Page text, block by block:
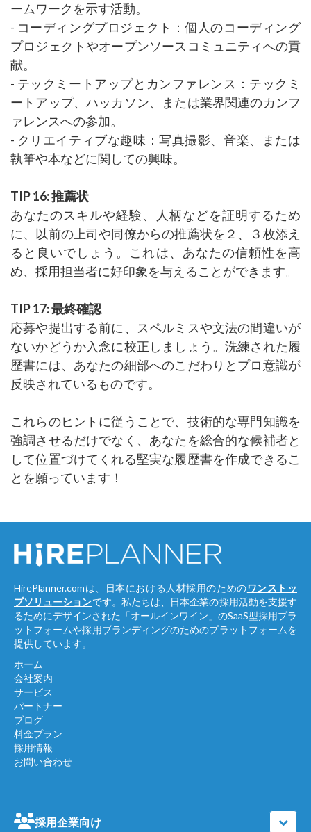
ームワークを示す活動。
- コーディングプロジェクト：個人のコーディング
プロジェクトやオープンソースコミュニティへの貢
献。
- テックミートアップとカンファレンス：テックミ
ートアップ、ハッカソン、または業界関連のカンフ
ァレンスへの参加。
- クリエイティブな趣味：写真撮影、音楽、または
執筆や本などに関しての興味。
TIP 16: 推薦状
あなたのスキルや経験、人柄などを証明するため
に、以前の上司や同僚からの推薦状を２、３枚添え
ると良いでしょう。これは、あなたの信頼性を高
め、採用担当者に好印象を与えることができます。
TIP 17: 最終確認
応募や提出する前に、スペルミスや文法の間違いが
ないかどうか入念に校正しましょう。洗練された履
歴書には、あなたの細部へのこだわりとプロ意識が
反映されているものです。
これらのヒントに従うことで、技術的な専門知識を
強調させるだけでなく、あなたを総合的な候補者と
して位置づけてくれる堅実な履歴書を作成できるこ
とを願っています！
採用企業向け
HirePlanner.comは、日本における人材採用のためのワンストッ
プソリューションです。私たちは、日本企業の採用活動を支援す
るためにデザインされた「オールインワイン」のSaaS型採用プラ
ットフォームや採用ブランディングのためのプラットフォームを
提供しています。
ホーム
会社案内
サービス
パートナー
ブログ
料金プラン
採用情報
お問い合わせ